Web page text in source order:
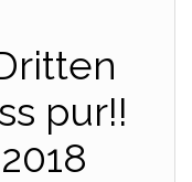
pur!!